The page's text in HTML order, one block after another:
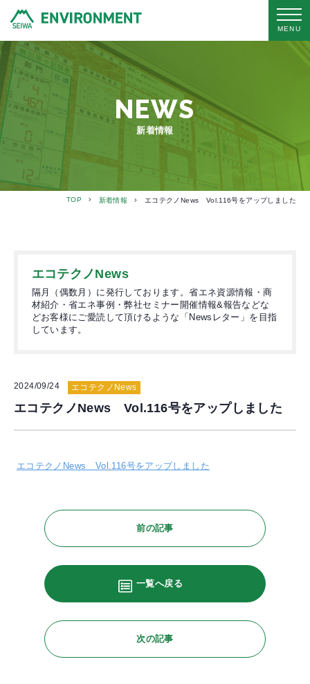
MENU
NEWS
新着情報
TOP 新着情報 エコテクノNews Vol.116号をアップしました
エコテクノNews
隔月（偶数月）に発行しております。省エネ資源情報・商
材紹介・省エネ事例・弊社セミナー開催情報&報告などな
どお客様にご愛読して頂けるような「Newsレター」を目指
しています。
2024/09/24 エコテクノNews
エコテクノNews Vol.116号をアップしました
エコテクノNews Vol.116号をアップしました
前の記事
一覧へ戻る
次の記事